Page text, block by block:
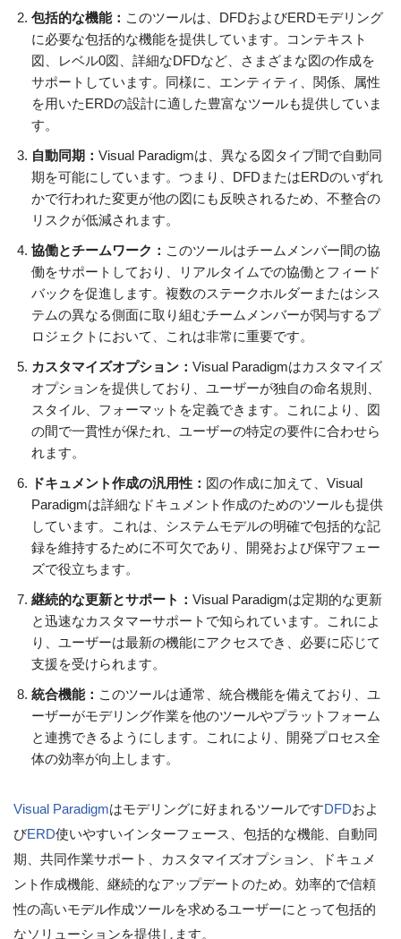
包括的な機能： このツールは、DFDおよびERDモデリング
に必要な包括的な機能を提供しています。コンテキスト
図、レベル0図、詳細なDFDなど、さまざまな図の作成を
サポートしています。同様に、エンティティ、関係、属性
を用いたERDの設計に適した豊富なツールも提供していま
す。
自動同期： Visual Paradigmは、異なる図タイプ間で自動同
期を可能にしています。つまり、DFDまたはERDのいずれ
かで行われた変更が他の図にも反映されるため、不整合の
リスクが低減されます。
協働とチームワーク： このツールはチームメンバー間の協
働をサポートしており、リアルタイムでの協働とフィード
バックを促進します。複数のステークホルダーまたはシス
テムの異なる側面に取り組むチームメンバーが関与するプ
ロジェクトにおいて、これは非常に重要です。
カスタマイズオプション： Visual Paradigmはカスタマイズ
オプションを提供しており、ユーザーが独自の命名規則、
スタイル、フォーマットを定義できます。これにより、図
の間で一貫性が保たれ、ユーザーの特定の要件に合わせら
れます。
ドキュメント作成の汎用性： 図の作成に加えて、Visual
Paradigmは詳細なドキュメント作成のためのツールも提供
しています。これは、システムモデルの明確で包括的な記
録を維持するために不可欠であり、開発および保守フェー
ズで役立ちます。
継続的な更新とサポート： Visual Paradigmは定期的な更新
と迅速なカスタマーサポートで知られています。これによ
り、ユーザーは最新の機能にアクセスでき、必要に応じて
支援を受けられます。
統合機能： このツールは通常、統合機能を備えており、ユ
ーザーがモデリング作業を他のツールやプラットフォーム
と連携できるようにします。これにより、開発プロセス全
体の効率が向上します。
Visual Paradigmはモデリングに好まれるツールですDFDおよ
びERD使いやすいインターフェース、包括的な機能、自動同
期、共同作業サポート、カスタマイズオプション、ドキュメ
ント作成機能、継続的なアップデートのため。効率的で信頼
性の高いモデル作成ツールを求めるユーザーにとって包括的
なソリューションを提供します。